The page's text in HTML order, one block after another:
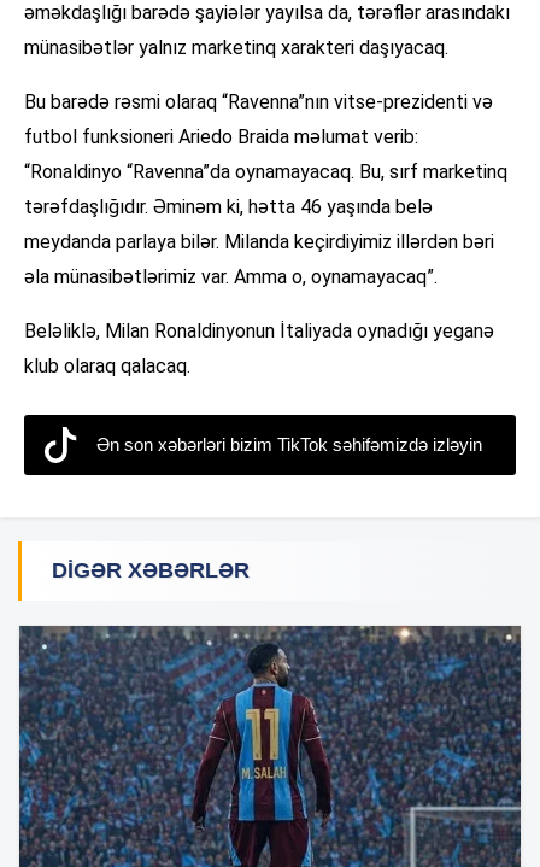
əməkdaşlığı barədə şayiələr yayılsa da, tərəflər arasındakı
münasibətlər yalnız marketinq xarakteri daşıyacaq.
Bu barədə rəsmi olaraq “Ravenna”nın vitse-prezidenti və
futbol funksioneri Ariedo Braida məlumat verib:
“Ronaldinyo “Ravenna”da oynamayacaq. Bu, sırf marketinq
tərəfdaşlığıdır. Əminəm ki, hətta 46 yaşında belə
meydanda parlaya bilər. Milanda keçirdiyimiz illərdən bəri
əla münasibətlərimiz var. Amma o, oynamayacaq”.
Beləliklə, Milan Ronaldinyonun İtaliyada oynadığı yeganə
klub olaraq qalacaq.
Ən son xəbərləri bizim TikTok səhifəmizdə izləyin
DIGƏR XƏBƏRLƏR